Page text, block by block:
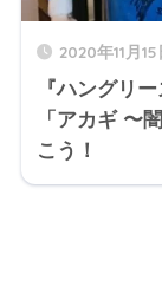
2020年11月15
『ハングリ
「アカギ 〜
こう！